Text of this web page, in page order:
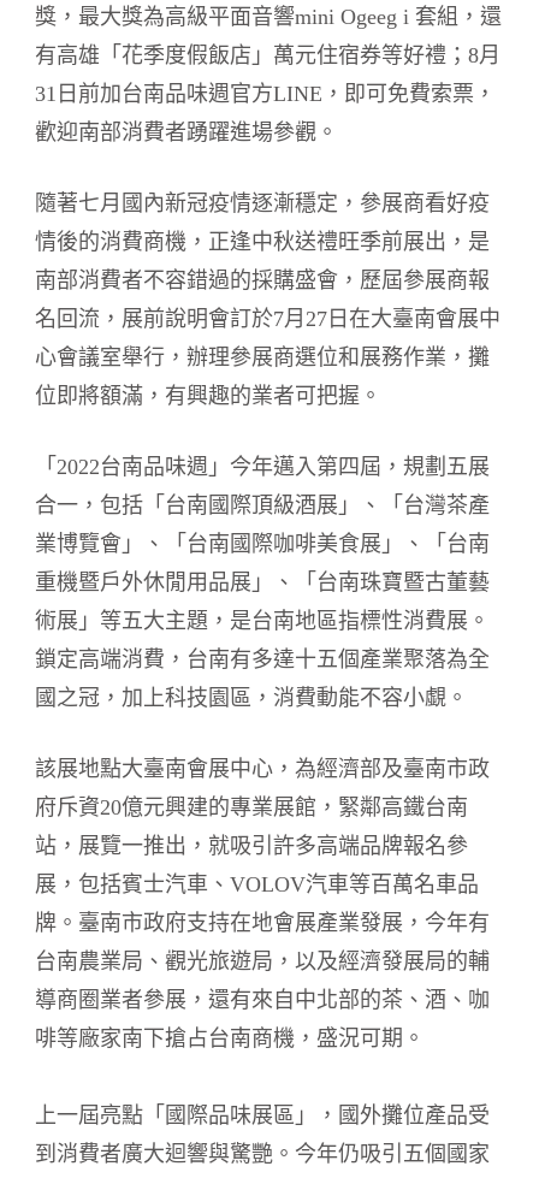
獎，最大獎為高級平面音響mini Ogeeg i 套組，還
有高雄「花季度假飯店」萬元住宿券等好禮；8月
31日前加台南品味週官方LINE，即可免費索票，
歡迎南部消費者踴躍進場參觀。
隨著七月國內新冠疫情逐漸穩定，參展商看好疫
情後的消費商機，正逢中秋送禮旺季前展出，是
南部消費者不容錯過的採購盛會，歷屆參展商報
名回流，展前說明會訂於7月27日在大臺南會展中
心會議室舉行，辦理參展商選位和展務作業，攤
位即將額滿，有興趣的業者可把握。
「2022台南品味週」今年邁入第四屆，規劃五展
合一，包括「台南國際頂級酒展」、「台灣茶產
業博覽會」、「台南國際咖啡美食展」、「台南
重機暨戶外休閒用品展」、「台南珠寶暨古董藝
術展」等五大主題，是台南地區指標性消費展。
鎖定高端消費，台南有多達十五個產業聚落為全
國之冠，加上科技園區，消費動能不容小覷。
該展地點大臺南會展中心，為經濟部及臺南市政
府斥資20億元興建的專業展館，緊鄰高鐵台南
站，展覽一推出，就吸引許多高端品牌報名參
展，包括賓士汽車、VOLOV汽車等百萬名車品
牌。臺南市政府支持在地會展產業發展，今年有
台南農業局、觀光旅遊局，以及經濟發展局的輔
導商圈業者參展，還有來自中北部的茶、酒、咖
啡等廠家南下搶占台南商機，盛況可期。
上一屆亮點「國際品味展區」，國外攤位產品受
到消費者廣大迴響與驚艷。今年仍吸引五個國家